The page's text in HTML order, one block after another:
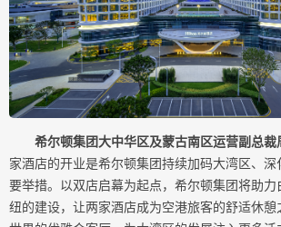
希尔顿集团大中华区及蒙古南区运营副 总裁
家酒店的开业是希尔顿集团持续加码大湾区、
要举措。以双店启幕为起点，希尔顿集团将助力
纽的建设，让两家酒店成为空港旅客的舒适休憩